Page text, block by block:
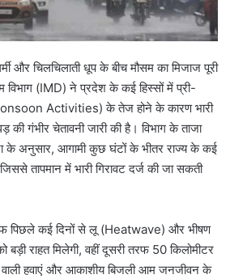
और चिलचिलाती धूप के बीच मौसम का मिजाज पूरी
विभाग (IMD) ने प्रदेश के कई हिस्सों में प्री-
Activities) के तेज होने के कारण भारी
गंभीर चेतावनी जारी की है। विभाग के ताजा
के अनुसार, आगामी कुछ घंटों के भीतर राज्य के कई
तापमान में भारी गिरावट दर्ज की जा सकती
पिछले कई दिनों से लू (Heatwave) और भीषण
बड़ी राहत मिलेगी, वहीं दूसरी तरफ 50 किलोमीटर
हवाएं और आकाशीय बिजली आम जनजीवन के